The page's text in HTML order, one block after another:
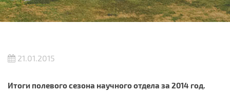
21.01.2015
Итоги полевого сезона научного отдела за 2014 год.